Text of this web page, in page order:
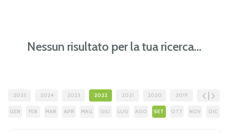
Nessun risultato per la tua ricerca...
2025 2024 2023 2022 2021 2020 2019 2018
GEN FEB MAR APR MAG GIU LUG AGO SET OTT NOV DIC